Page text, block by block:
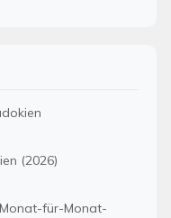
(2026)
für-Monat-